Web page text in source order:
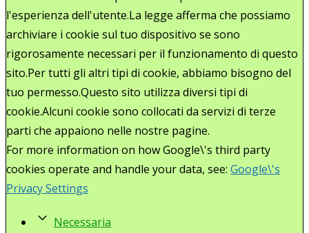
l'esperienza dell'utente.La legge afferma che possiamo
archiviare i cookie sul tuo dispositivo se sono
rigorosamente necessari per il funzionamento di questo
sito.Per tutti gli altri tipi di cookie, abbiamo bisogno del
tuo permesso.Questo sito utilizza diversi tipi di
cookie.Alcuni cookie sono collocati da servizi di terze
parti che appaiono nelle nostre pagine.
For more information on how Google\'s third party
cookies operate and handle your data, see: Google\'s
Privacy Settings
Necessaria